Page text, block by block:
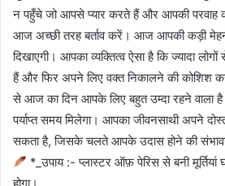
न पहुँचे जो आपसे प्यार करते हैं और आपकी
आज अच्छी तरह बर्ताव करें। आज आपकी कड़ी
दिखाएगी। आपका व्यक्तित्व ऐसा है कि ज्यादा
हैं और फिर अपने लिए वक्त निकालने की कोशिश
से आज का दिन आपके लिए बहुत उम्दा रहने
पर्याप्त समय मिलेगा। आपका जीवनसाथी अपने
सकता है, जिसके चलते आपके उदास होने की
*_उपाय :- प्लास्टर ऑफ़ पेरिस से बनी